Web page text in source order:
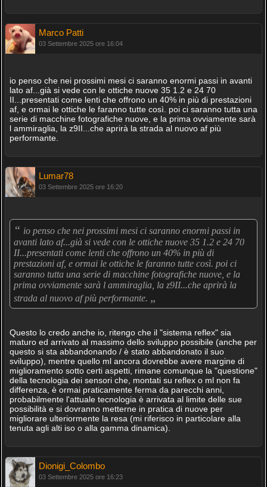
Marco Patti
03 Settembre 2025 ore 16:04
io penso che nei prossimi mesi ci saranno enormi passi in avanti
lato af...già si vede con le ottiche nuove 35 1.2 e 24 70
II...presentati come lenti che offrono un 40% in più di prestazioni
af, e ormai le ottiche le faranno tutte così. poi ci saranno tutta una
serie di macchine fotografiche nuove, e la prima ovviamente sarà
l ammiraglia, la z9II...che aprirà la strada al nuovo af più
performante.
Lumar78
03 Settembre 2025 ore 16:20
“ io penso che nei prossimi mesi ci saranno enormi passi in
avanti lato af...già si vede con le ottiche nuove 35 1.2 e 24 70
II...presentati come lenti che offrono un 40% in più di
prestazioni af, e ormai le ottiche le faranno tutte così. poi ci
saranno tutta una serie di macchine fotografiche nuove, e la
prima ovviamente sarà l ammiraglia, la z9II...che aprirà la
strada al nuovo af più performante. „
Questo lo credo anche io, ritengo che il "sistema reflex" sia
maturo ed arrivato al massimo dello sviluppo possibile (anche per
questo si sta abbandonando / è stato abbandonato il suo
sviluppo), mentre quello ml ancora dovrebbe avere margine di
miglioramento sotto certi aspetti, rimane comunque la "questione"
della tecnologia dei sensori che, montati su reflex o ml non fa
differenza, è ormai praticamente ferma da parecchi anni,
probabilmente l'attuale tecnologia è arrivata al limite delle sue
possibilità e si dovranno metterne in pratica di nuove per
migliorare ulteriormente la resa (mi riferisco in particolare alla
tenuta agli alti iso o alla gamma dinamica).
Dionigi_Colombo
03 Settembre 2025 ore 16:23